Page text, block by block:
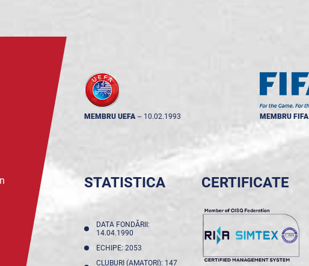
MEMBRU UEFA -- 10.02.1993 MEMBRU FIFA
STATISTICA
DATA FONDĂRII:
14.04.1990
ECHIPE: 2053
CLUBURI (AMATORI): 147
CERTIFICATE